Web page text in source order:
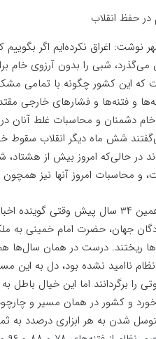
می‌گذرد، شبی را بدون آرزوی خام
که این کشور چگونه با تمامی
و فتنه‌ها و فشارهای خارجی
خیال خام دشمنان و محاسبات غلط
شش ماه دیگر انقلاب سقوط
در حالی‌که امروز بیش از
و محاسبات امروز آنها نیز
هنوز یادمان نرفته و درست همین ۳۴ سال
جهان، حضرت امام خمینی به
ریختند. درست در همان
ناامید نشده بود، دل به این
برگردانند اما این خیال باطل
و کشور در همان مسیر و چارچوب
شدن به هر ابزاری درصدد به